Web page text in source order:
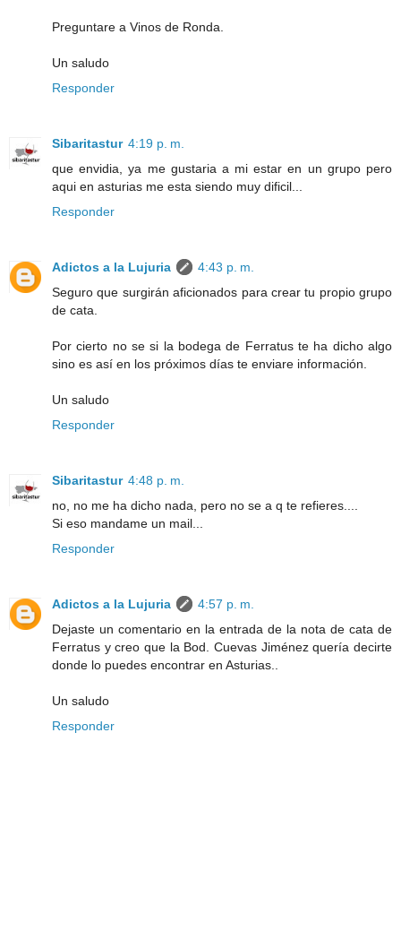
Preguntare a Vinos de Ronda.
Un saludo
Responder
Sibaritastur 4:19 p. m.
que envidia, ya me gustaria a mi estar en un grupo pero
aqui en asturias me esta siendo muy dificil...
Responder
Adictos a la Lujuria
4:43 p. m.
Seguro que surgirán aficionados para crear tu propio grupo
de cata.
Por cierto no se si la bodega de Ferratus te ha dicho algo
sino es así en los próximos días te enviare información.
Un saludo
Responder
Sibaritastur 4:48 p. m.
no, no me ha dicho nada, pero no se a q te refieres....
Si eso mandame un mail...
Responder
Adictos a la Lujuria
4:57 p. m.
Dejaste un comentario en la entrada de la nota de cata de
Ferratus y creo que la Bod. Cuevas Jiménez quería decirte
donde lo puedes encontrar en Asturias..
Un saludo
Responder